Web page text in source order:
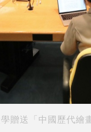
贈送「中國歷代繪